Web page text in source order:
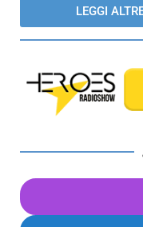
LEGGI